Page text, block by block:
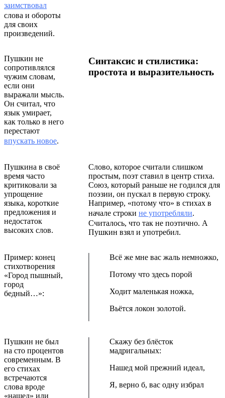
заимствовал
слова и обороты
для своих
произведений.
Пушкин не
сопротивлялся
чужим словам,
если они
выражали мысль.
Он считал, что
язык умирает,
как только в него
перестают
впускать новое.
Синтаксис и стилистика:
простота и выразительность
Пушкина в своё
время часто
критиковали за
упрощение
языка, короткие
предложения и
недостаток
высоких слов.
Слово, которое считали слишком
простым, поэт ставил в центр стиха.
Союз, который раньше не годился для
поэзии, он пускал в первую строку.
Например, «потому что» в стихах в
начале строки не употребляли.
Считалось, что так не поэтично. А
Пушкин взял и употребил.
Пример: конец
стихотворения
«Город пышный,
город
бедный…»:
Всё же мне вас жаль немножко,
Потому что здесь порой
Ходит маленькая ножка,
Вьётся локон золотой.
Пушкин не был
на сто процентов
современным. В
его стихах
встречаются
слова вроде
«нашед» или
Скажу без блёсток
мадригальных:
Нашед мой прежний идеал,
Я, верно б, вас одну избрал